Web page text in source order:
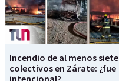
Incendio de al menos siete
colectivos en Zárate: ¿fue
intencional?